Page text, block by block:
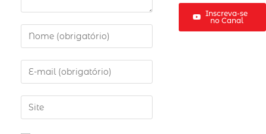
Inscreva-se
no Canal